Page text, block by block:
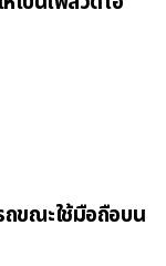
ถขณะใช้มือถือบน